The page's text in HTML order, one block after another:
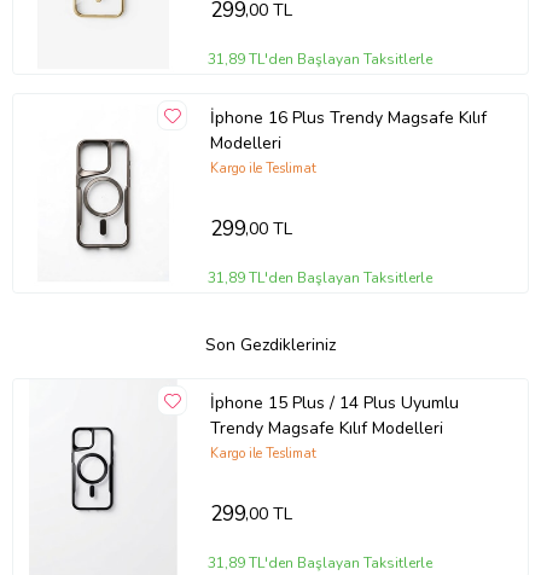
299,00 TL
31,89 TL'den Başlayan Taksitlerle
İphone 16 Plus Trendy Magsafe Kılıf
Modelleri
Kargo ile Teslimat
299,00 TL
31,89 TL'den Başlayan Taksitlerle
Son Gezdikleriniz
İphone 15 Plus / 14 Plus Uyumlu
Trendy Magsafe Kılıf Modelleri
Kargo ile Teslimat
299,00 TL
31,89 TL'den Başlayan Taksitlerle